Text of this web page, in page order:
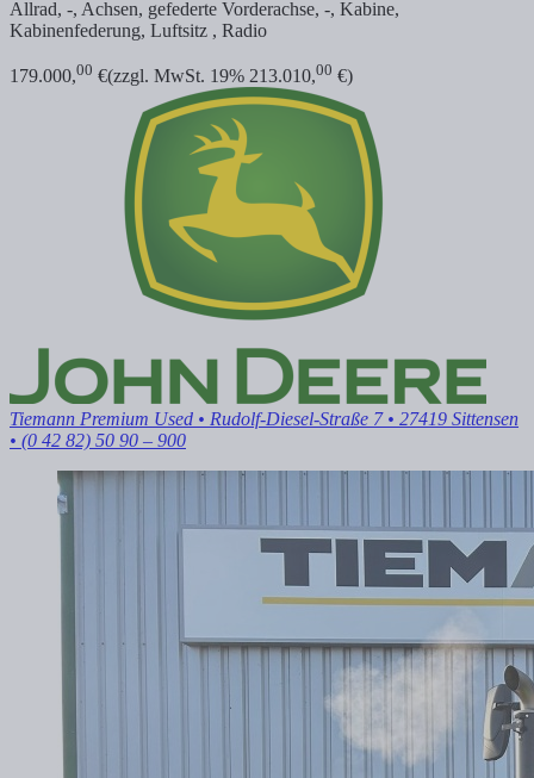
Allrad, -, Achsen, gefederte Vorderachse, -, Kabine,
Kabinenfederung, Luftsitz , Radio
179.000,00 €(zzgl. MwSt. 19% 213.010,00 €)
Tiemann Premium Used • Rudolf-Diesel-Straße 7 • 27419 Sittensen
• (0 42 82) 50 90 – 900